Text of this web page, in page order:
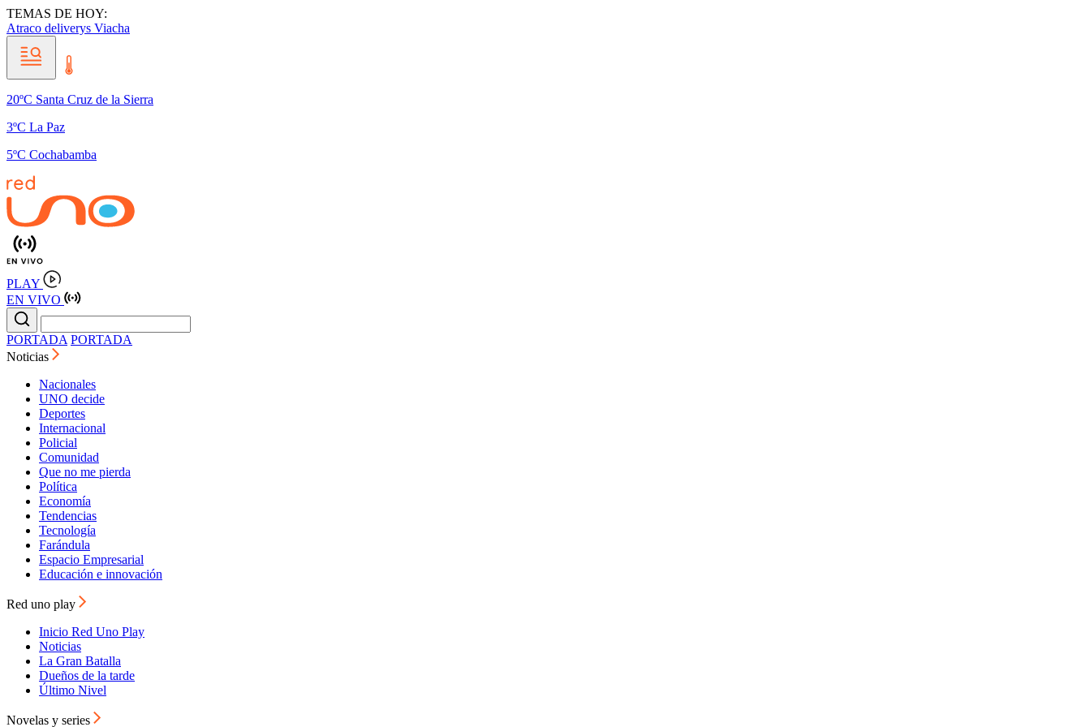
TEMAS DE HOY:
Atraco deliverys Viacha
20ºC Santa Cruz de la Sierra
3ºC La Paz
5ºC Cochabamba
PLAY
EN VIVO
PORTADA PORTADA
Noticias
Nacionales
UNO decide
Deportes
Internacional
Policial
Comunidad
Que no me pierda
Política
Economía
Tendencias
Tecnología
Farándula
Espacio Empresarial
Educación e innovación
Red uno play
Inicio Red Uno Play
Noticias
La Gran Batalla
Dueños de la tarde
Último Nivel
Novelas y series